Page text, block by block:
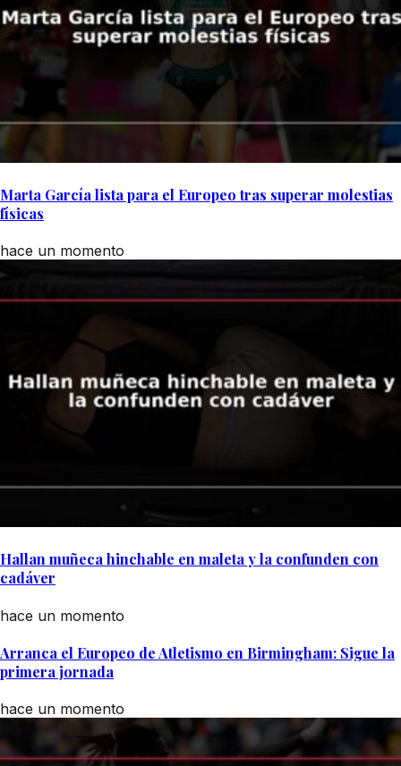
Marta García lista para el Europeo tras superar molestias
físicas
hace un momento
Hallan muñeca hinchable en maleta y la confunden con
cadáver
hace un momento
Arranca el Europeo de Atletismo en Birmingham: Sigue la
primera jornada
hace un momento